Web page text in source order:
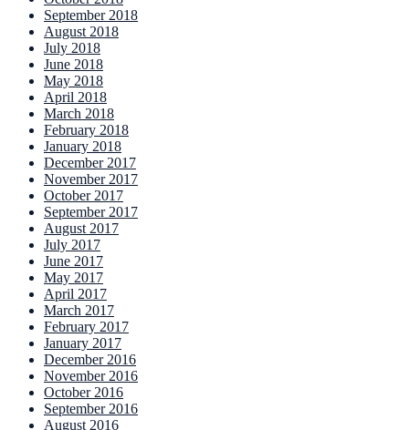
September 2018
August 2018
July 2018
June 2018
May 2018
April 2018
March 2018
February 2018
January 2018
December 2017
November 2017
October 2017
September 2017
August 2017
July 2017
June 2017
May 2017
April 2017
March 2017
February 2017
January 2017
December 2016
November 2016
October 2016
September 2016
August 2016